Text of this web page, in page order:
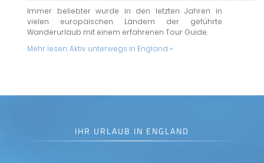
Immer beliebter wurde in den letzten Jahren in
vielen europäischen Ländern der geführte
Wanderurlaub mit einem erfahrenen Tour Guide.
Mehr lesen:Aktiv unterwegs in England »
IHR URLAUB IN ENGLAND